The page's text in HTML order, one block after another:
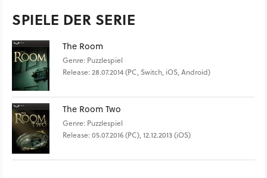
SPIELE DER SERIE
The Room
Genre: Puzzlespiel
Release: 28.07.2014 (PC, Switch, iOS, Android)
The Room Two
Genre: Puzzlespiel
Release: 05.07.2016 (PC), 12.12.2013 (iOS)